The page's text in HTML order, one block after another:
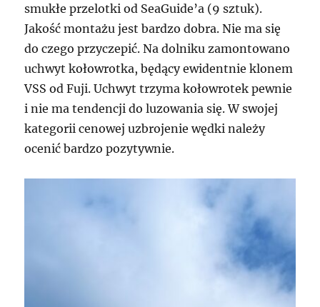
smukłe przelotki od SeaGuide’a (9 sztuk).
Jakość montażu jest bardzo dobra. Nie ma się
do czego przyczepić. Na dolniku zamontowano
uchwyt kołowrotka, będący ewidentnie klonem
VSS od Fuji. Uchwyt trzyma kołowrotek pewnie
i nie ma tendencji do luzowania się. W swojej
kategorii cenowej uzbrojenie wędki należy
ocenić bardzo pozytywnie.